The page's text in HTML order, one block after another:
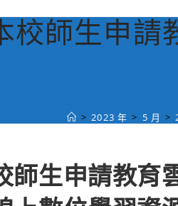
校師生申請
> 2023 年 > 5 月 >
師生申請教育